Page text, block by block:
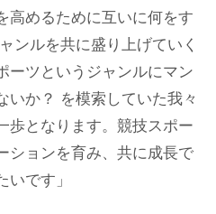
高めるために互いに何をす
ンルを共に盛り上げていく
ーツというジャンルにマン
いか？ を模索していた我々
歩となります。競技スポー
ションを育み、共に成長で
です」